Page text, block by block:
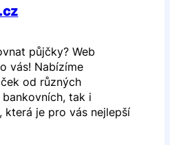
půjčky? Web
vás! Nabízíme
od různých
tak i
která je pro vás nejlepší